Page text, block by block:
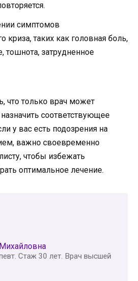
симптомов
криза, таких как головная боль,
тошнота, затрудненное
что только врач может
соответствующее
у вас есть подозрения на
важно своевременно
чтобы избежать
оптимальное лечение.
Стаж 30 лет. Врач высшей